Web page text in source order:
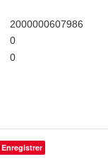
2000000607986
0
0
Enregistrer